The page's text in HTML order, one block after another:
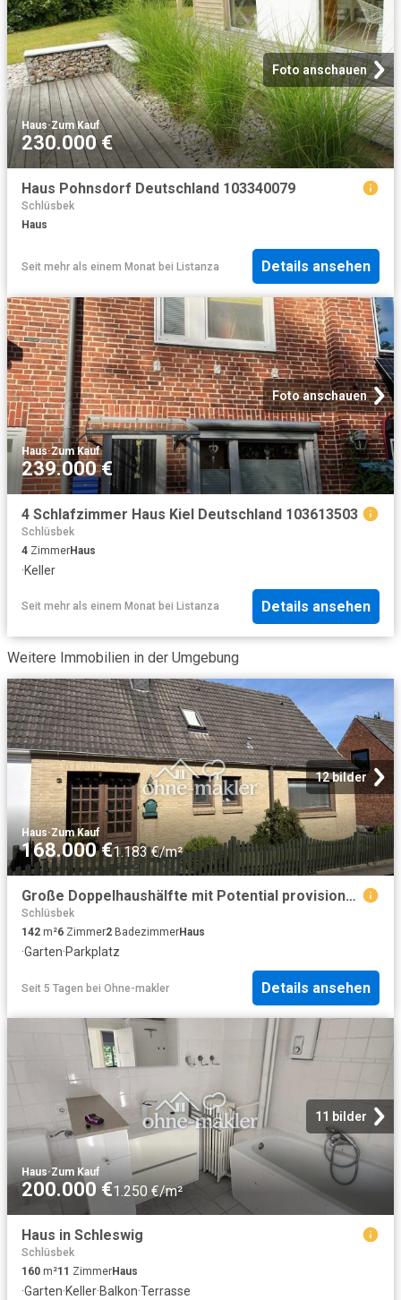
Foto anschauen
Haus·Zum Kauf
230.000 €
Haus Pohnsdorf Deutschland 103340079
Schlüsbek
Haus
Seit mehr als einem Monat bei Listanza Details ansehen
Foto anschauen
Haus·Zum Kauf
239.000 €
4 Schlafzimmer Haus Kiel Deutschland 103613503
Schlüsbek
4 ZimmerHaus
·Keller
Seit mehr als einem Monat bei Listanza Details ansehen
Weitere Immobilien in der Umgebung
12 bilder
Haus·Zum Kauf
168.000 €1.183 €/m²
Große Doppelhaushälfte mit Potential provisionsfrei direkt vom Eigentümer
Schlüsbek
142 m²6 Zimmer2 BadezimmerHaus
·Garten·Parkplatz
Seit 5 Tagen bei Ohne-makler Details ansehen
11 bilder
Haus·Zum Kauf
200.000 €1.250 €/m²
Haus in Schleswig
Schlüsbek
160 m²11 ZimmerHaus
·Garten·Keller·Balkon·Terrasse